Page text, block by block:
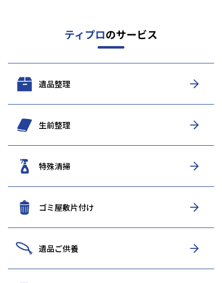
ティプロのサービス
遺品整理
生前整理
特殊清掃
ゴミ屋敷片付け
遺品ご供養